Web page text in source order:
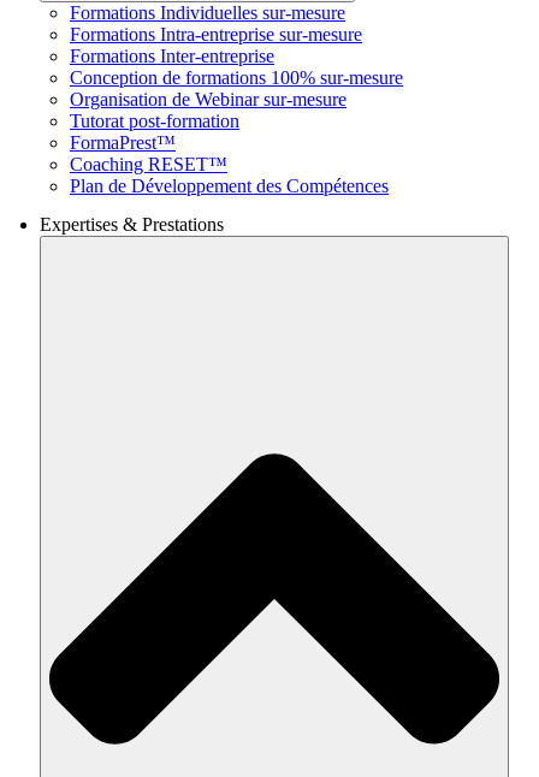
Formations Individuelles sur-mesure
Formations Intra-entreprise sur-mesure
Formations Inter-entreprise
Conception de formations 100% sur-mesure
Organisation de Webinar sur-mesure
Tutorat post-formation
FormaPrest™
Coaching RESET™
Plan de Développement des Compétences
Expertises & Prestations